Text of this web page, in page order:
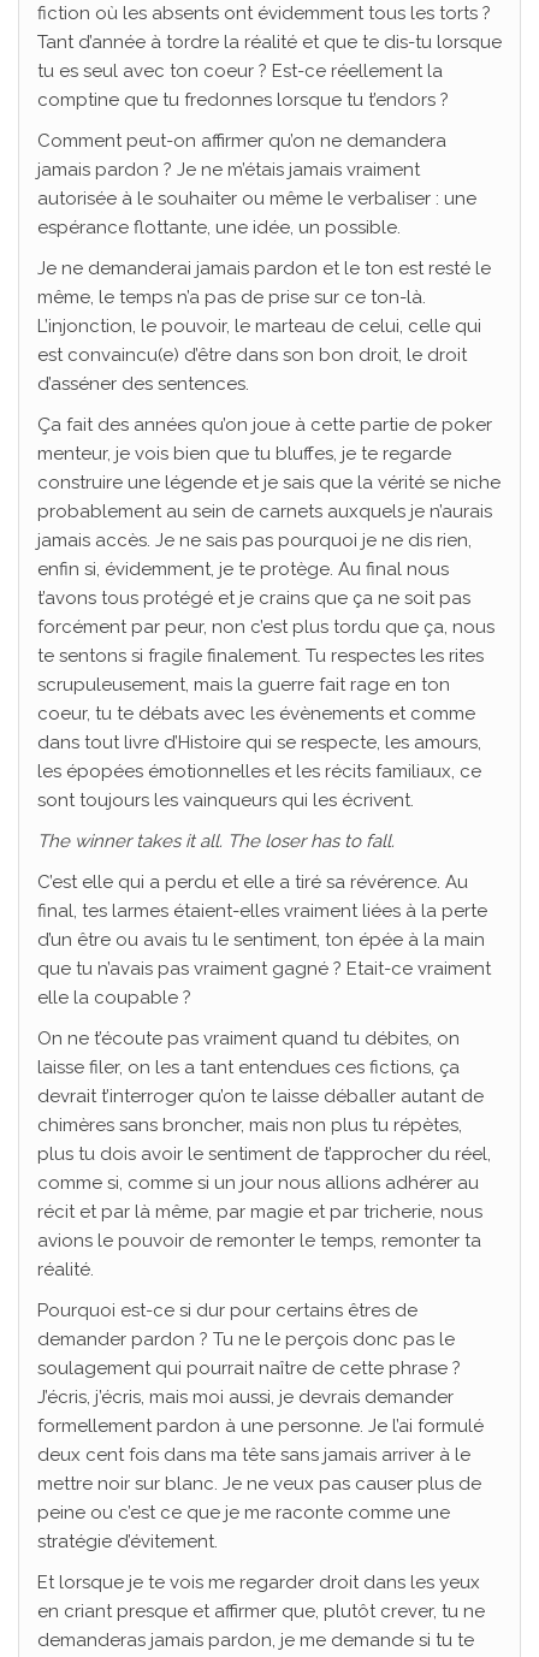
fiction où les absents ont évidemment tous les torts ?
Tant d’année à tordre la réalité et que te dis-tu lorsque
tu es seul avec ton coeur ? Est-ce réellement la
comptine que tu fredonnes lorsque tu t’endors ?
Comment peut-on affirmer qu’on ne demandera
jamais pardon ? Je ne m’étais jamais vraiment
autorisée à le souhaiter ou même le verbaliser : une
espérance flottante, une idée, un possible.
Je ne demanderai jamais pardon et le ton est resté le
même, le temps n’a pas de prise sur ce ton-là.
L’injonction, le pouvoir, le marteau de celui, celle qui
est convaincu(e) d’être dans son bon droit, le droit
d’asséner des sentences.
Ça fait des années qu’on joue à cette partie de poker
menteur, je vois bien que tu bluffes, je te regarde
construire une légende et je sais que la vérité se niche
probablement au sein de carnets auxquels je n’aurais
jamais accès. Je ne sais pas pourquoi je ne dis rien,
enfin si, évidemment, je te protège. Au final nous
t’avons tous protégé et je crains que ça ne soit pas
forcément par peur, non c’est plus tordu que ça, nous
te sentons si fragile finalement. Tu respectes les rites
scrupuleusement, mais la guerre fait rage en ton
coeur, tu te débats avec les évènements et comme
dans tout livre d’Histoire qui se respecte, les amours,
les épopées émotionnelles et les récits familiaux, ce
sont toujours les vainqueurs qui les écrivent.
The winner takes it all. The loser has to fall.
C’est elle qui a perdu et elle a tiré sa révérence. Au
final, tes larmes étaient-elles vraiment liées à la perte
d’un être ou avais tu le sentiment, ton épée à la main
que tu n’avais pas vraiment gagné ? Etait-ce vraiment
elle la coupable ?
On ne t’écoute pas vraiment quand tu débites, on
laisse filer, on les a tant entendues ces fictions, ça
devrait t’interroger qu’on te laisse déballer autant de
chimères sans broncher, mais non plus tu répètes,
plus tu dois avoir le sentiment de t’approcher du réel,
comme si, comme si un jour nous allions adhérer au
récit et par là même, par magie et par tricherie, nous
avions le pouvoir de remonter le temps, remonter ta
réalité.
Pourquoi est-ce si dur pour certains êtres de
demander pardon ? Tu ne le perçois donc pas le
soulagement qui pourrait naître de cette phrase ?
J’écris, j’écris, mais moi aussi, je devrais demander
formellement pardon à une personne. Je l’ai formulé
deux cent fois dans ma tête sans jamais arriver à le
mettre noir sur blanc. Je ne veux pas causer plus de
peine ou c’est ce que je me raconte comme une
stratégie d’évitement.
Et lorsque je te vois me regarder droit dans les yeux
en criant presque et affirmer que, plutôt crever, tu ne
demanderas jamais pardon, je me demande si tu te